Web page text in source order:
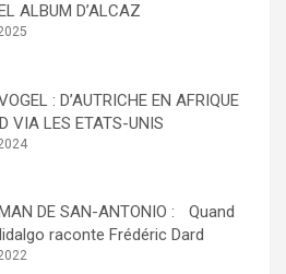
ALBUM D’ALCAZ
: D’AUTRICHE EN AFRIQUE
VIA LES ETATS-UNIS
DE SAN-ANTONIO : Quand
raconte Frédéric Dard